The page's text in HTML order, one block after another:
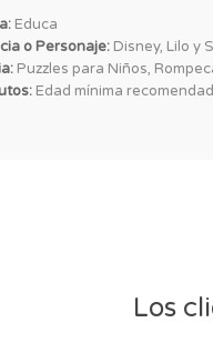
Educa
o Personaje: Disney, Lilo y
Puzzles para Niños,
Edad mínima
Los